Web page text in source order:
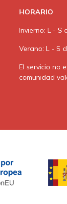
HORARIO
Invierno: L - S
Verano: L - S
El servicio no
comunidad